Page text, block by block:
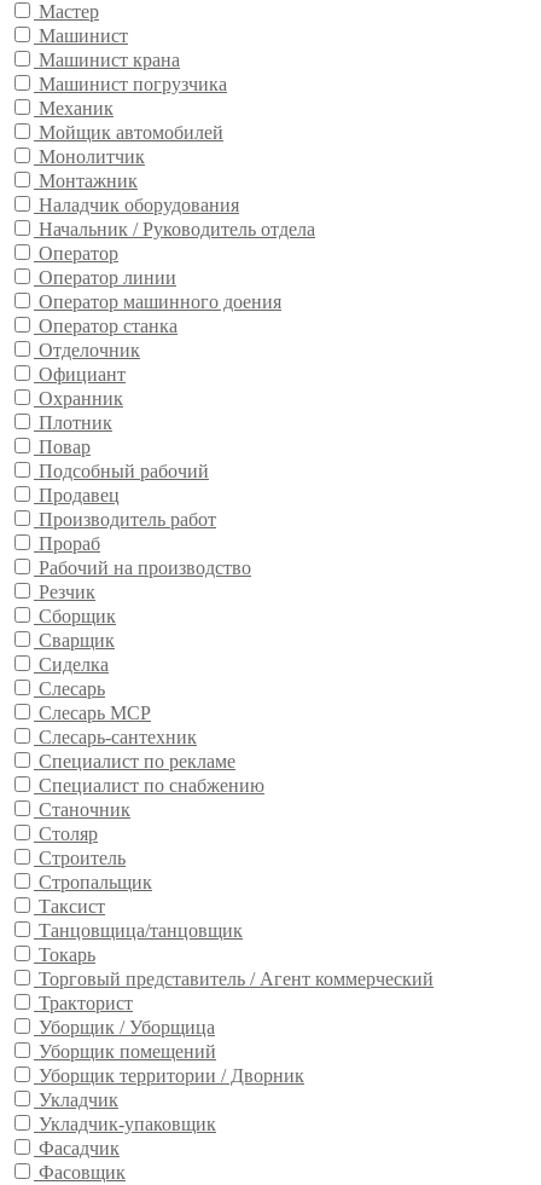
Мастер
Машинист
Машинист крана
Машинист погрузчика
Механик
Мойщик автомобилей
Монолитчик
Монтажник
Наладчик оборудования
Начальник / Руководитель отдела
Оператор
Оператор линии
Оператор машинного доения
Оператор станка
Отделочник
Официант
Охранник
Плотник
Повар
Подсобный рабочий
Продавец
Производитель работ
Прораб
Рабочий на производство
Резчик
Сборщик
Сварщик
Сиделка
Слесарь
Слесарь МСР
Слесарь-сантехник
Специалист по рекламе
Специалист по снабжению
Станочник
Столяр
Строитель
Стропальщик
Таксист
Танцовщица/танцовщик
Токарь
Торговый представитель / Агент коммерческий
Тракторист
Уборщик / Уборщица
Уборщик помещений
Уборщик территории / Дворник
Укладчик
Укладчик-упаковщик
Фасадчик
Фасовщик